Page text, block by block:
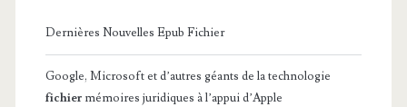
Dernières Nouvelles Epub Fichier
Google, Microsoft et d’autres géants de la technologie
fichier mémoires juridiques à l’appui d’Apple